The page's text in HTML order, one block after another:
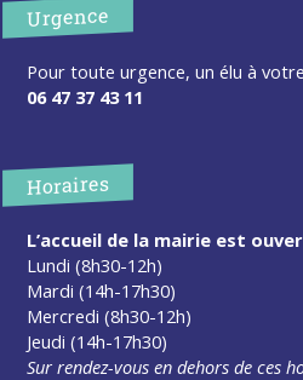
Urgence
Pour toute urgence, un élu à
06 47 37 43 11
Horaires
L’accueil de la mairie est
Lundi (8h30-12h)
Mardi (14h-17h30)
Mercredi (8h30-12h)
Jeudi (14h-17h30)
Sur rendez-vous en dehors de ces